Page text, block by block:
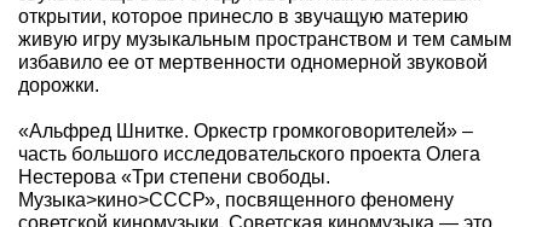
открытии, которое принесло в звучащую материю
живую игру музыкальным пространством и тем самым
избавило ее от мертвенности одномерной звуковой
дорожки.
«Альфред Шнитке. Оркестр громкоговорителей» –
часть большого исследовательского проекта Олега
Нестерова «Три степени свободы.
Музыка>кино>СССР», посвященного феномену